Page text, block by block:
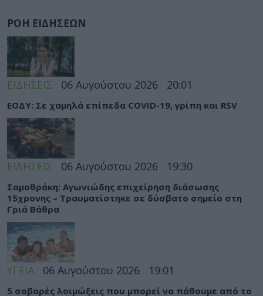
ΡΟΗ ΕΙΔΗΣΕΩΝ
ΕΙΔΗΣΕΙΣ 06 Αυγούστου 2026 20:01
ΕΟΔΥ: Σε χαμηλά επίπεδα COVID-19, γρίπη και RSV
ΕΙΔΗΣΕΙΣ 06 Αυγούστου 2026 19:30
Σαμοθράκη: Αγωνιώδης επιχείρηση διάσωσης
15χρονης – Τραυματίστηκε σε δύσβατο σημείο στη
Γριά Βάθρα
ΥΓΕΙΑ 06 Αυγούστου 2026 19:01
5 σοβαρές λοιμώξεις που μπορεί να πάθουμε από το